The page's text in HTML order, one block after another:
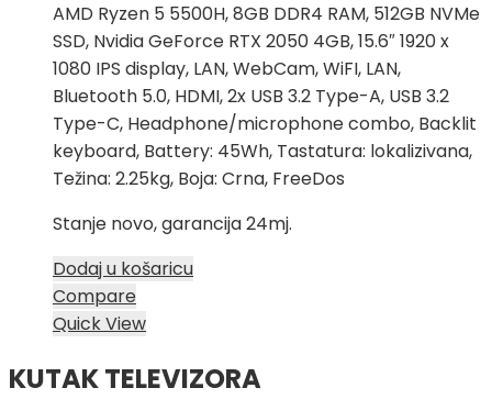
AMD Ryzen 5 5500H, 8GB DDR4 RAM, 512GB NVMe
SSD, Nvidia GeForce RTX 2050 4GB, 15.6″ 1920 x
1080 IPS display, LAN, WebCam, WiFI, LAN,
Bluetooth 5.0, HDMI, 2x USB 3.2 Type-A, USB 3.2
Type-C, Headphone/microphone combo, Backlit
keyboard, Battery: 45Wh, Tastatura: lokalizivana,
Težina: 2.25kg, Boja: Crna, FreeDos
Stanje novo, garancija 24mj.
Dodaj u košaricu
Compare
Quick View
KUTAK TELEVIZORA